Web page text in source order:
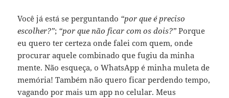
Você já está se perguntando “por que é preciso
escolher?”; “por que não ficar com os dois?” Porque
eu quero ter certeza onde falei com quem, onde
procurar aquele combinado que fugiu da minha
mente. Não esqueça, o WhatsApp é minha muleta de
memória! Também não quero ficar perdendo tempo,
vagando por mais um app no celular. Meus